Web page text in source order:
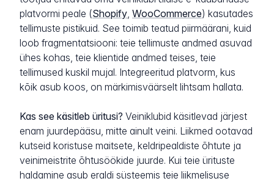
platvormi peale (Shopify, WooCommerce) kasutades
tellimuste pistikuid. See toimib teatud piirmäärani, kuid
loob fragmentatsiooni: teie tellimuste andmed asuvad
ühes kohas, teie klientide andmed teises, teie
tellimused kuskil mujal. Integreeritud platvorm, kus
kõik asub koos, on märkimisväärselt lihtsam hallata.
Kas see käsitleb üritusi? Veiniklubid käsitlevad järjest
enam juurdepääsu, mitte ainult veini. Liikmed ootavad
kutseid koristuse maitsete, keldripealdiste õhtute ja
veinimeistrite õhtusöökide juurde. Kui teie ürituste
haldamine asub eraldi süsteemis teie liikmelisuse